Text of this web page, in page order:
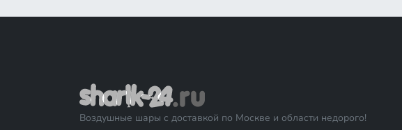
Воздушные шары с доставкой по Москве и области недорого!